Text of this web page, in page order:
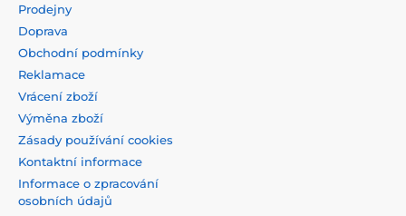
Prodejny
Doprava
Obchodní podmínky
Reklamace
Vrácení zboží
Výměna zboží
Zásady používání cookies
Kontaktní informace
Informace o zpracování
osobních údajů